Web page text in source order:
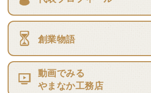
創業物語
動画でみる
やまなか工務店